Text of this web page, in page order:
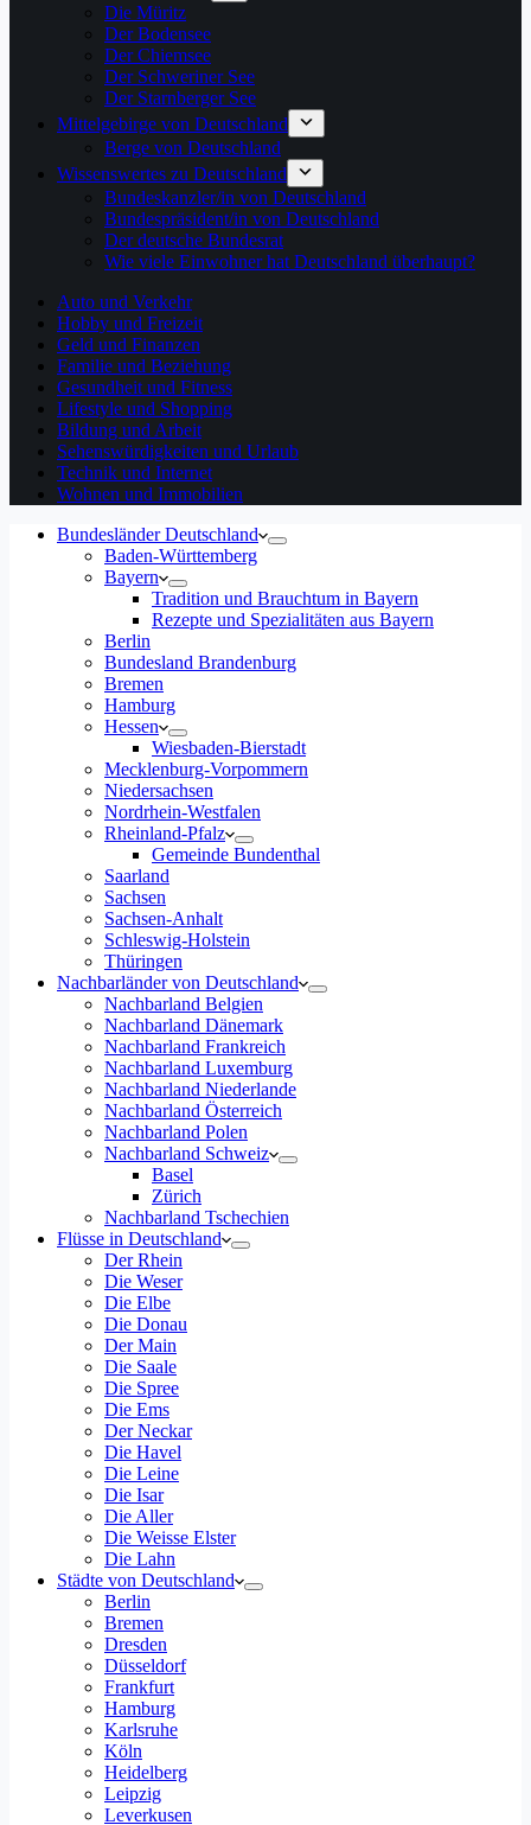
Die Müritz
Der Bodensee
Der Chiemsee
Der Schweriner See
Der Starnberger See
Mittelgebirge von Deutschland
Berge von Deutschland
Wissenswertes zu Deutschland
Bundeskanzler/in von Deutschland
Bundespräsident/in von Deutschland
Der deutsche Bundesrat
Wie viele Einwohner hat Deutschland überhaupt?
Auto und Verkehr
Hobby und Freizeit
Geld und Finanzen
Familie und Beziehung
Gesundheit und Fitness
Lifestyle und Shopping
Bildung und Arbeit
Sehenswürdigkeiten und Urlaub
Technik und Internet
Wohnen und Immobilien
Bundesländer Deutschland
Baden-Württemberg
Bayern
Tradition und Brauchtum in Bayern
Rezepte und Spezialitäten aus Bayern
Berlin
Bundesland Brandenburg
Bremen
Hamburg
Hessen
Wiesbaden-Bierstadt
Mecklenburg-Vorpommern
Niedersachsen
Nordrhein-Westfalen
Rheinland-Pfalz
Gemeinde Bundenthal
Saarland
Sachsen
Sachsen-Anhalt
Schleswig-Holstein
Thüringen
Nachbarländer von Deutschland
Nachbarland Belgien
Nachbarland Dänemark
Nachbarland Frankreich
Nachbarland Luxemburg
Nachbarland Niederlande
Nachbarland Österreich
Nachbarland Polen
Nachbarland Schweiz
Basel
Zürich
Nachbarland Tschechien
Flüsse in Deutschland
Der Rhein
Die Weser
Die Elbe
Die Donau
Der Main
Die Saale
Die Spree
Die Ems
Der Neckar
Die Havel
Die Leine
Die Isar
Die Aller
Die Weisse Elster
Die Lahn
Städte von Deutschland
Berlin
Bremen
Dresden
Düsseldorf
Frankfurt
Hamburg
Karlsruhe
Köln
Heidelberg
Leipzig
Leverkusen